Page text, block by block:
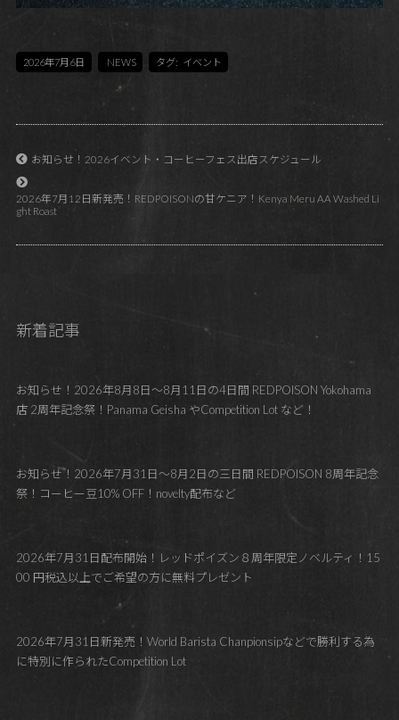
2026年7月6日 NEWS タグ: イベント
お知らせ！2026イベント・コーヒーフェス出店スケジュール
2026年7月12日新発売！REDPOISONの甘ケニア！Kenya Meru AA Washed Li
ght Roast
新着記事
お知らせ！2026年8月8日～8月11日の4日間 REDPOISON Yokohama
店 2周年記念祭！Panama Geisha やCompetition Lot など！
お知らせ！2026年7月31日～8月2日の三日間 REDPOISON 8周年記念
祭！コーヒー豆10% OFF！novelty配布など
2026年7月31日配布開始！レッドポイズン８周年限定ノベルティ！15
00 円税込以上でご希望の方に無料プレゼント
2026年7月31日新発売！World Barista Chanpionsipなどで勝利する為
に特別に作られたCompetition Lot